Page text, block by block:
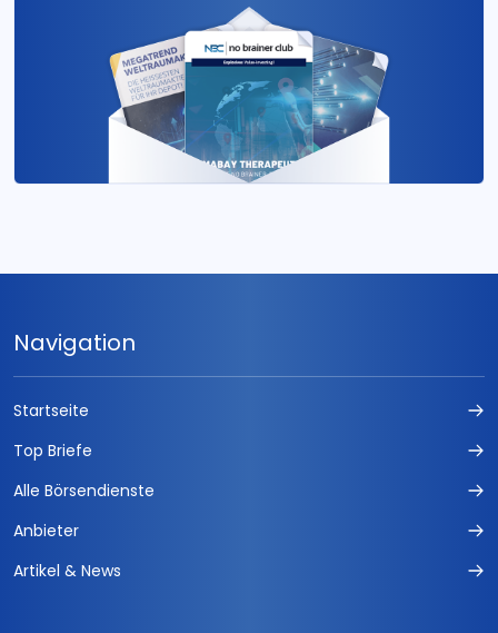
Navigation
Startseite
Top Briefe
Alle Börsendienste
Anbieter
Artikel & News